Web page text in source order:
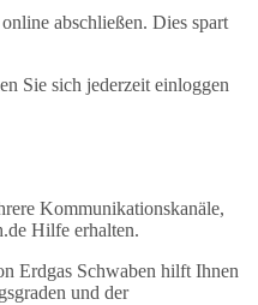
abschließen. Dies spart
Sie sich jederzeit einloggen
Kommunikationskanäle,
Hilfe erhalten.
Erdgas Schwaben hilft Ihnen
und der